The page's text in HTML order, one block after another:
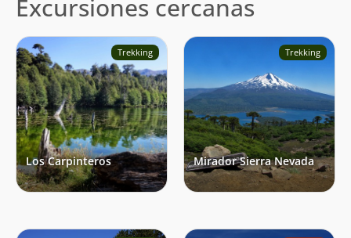
Excursiones cercanas
Trekking
Los Carpinteros
Trekking
Mirador Sierra Nevada